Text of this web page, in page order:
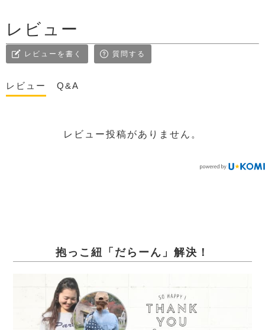
レビュー
レビューを書く 質問する
レビュー Q&A
レビュー投稿がありません。
抱っこ紐「だらーん」解決！